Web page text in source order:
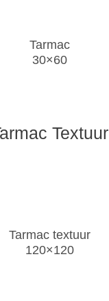
Tarmac
30×60
Textuur
Tarmac textuur
120×120